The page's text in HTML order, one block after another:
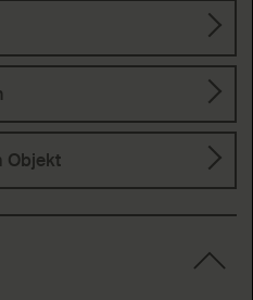
Objekt